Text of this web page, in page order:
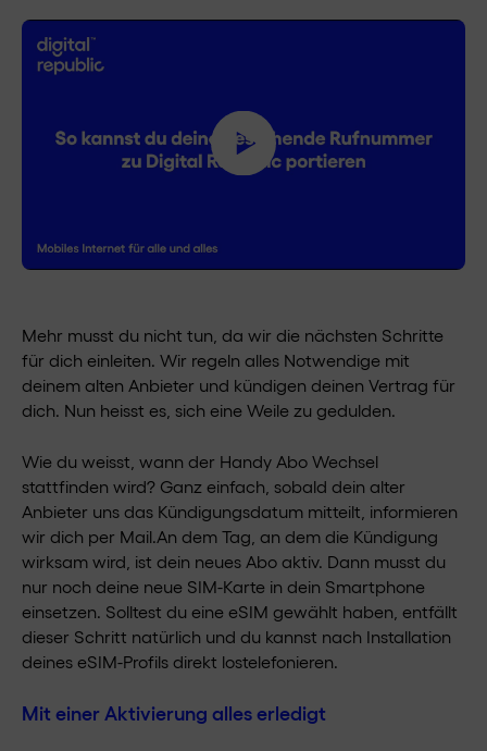
Mehr musst du nicht tun, da wir die nächsten Schritte
für dich einleiten. Wir regeln alles Notwendige mit
deinem alten Anbieter und kündigen deinen Vertrag für
dich. Nun heisst es, sich eine Weile zu gedulden.
Wie du weisst, wann der Handy Abo Wechsel
stattfinden wird? Ganz einfach, sobald dein alter
Anbieter uns das Kündigungsdatum mitteilt, informieren
wir dich per Mail.An dem Tag, an dem die Kündigung
wirksam wird, ist dein neues Abo aktiv. Dann musst du
nur noch deine neue SIM-Karte in dein Smartphone
einsetzen. Solltest du eine eSIM gewählt haben, entfällt
dieser Schritt natürlich und du kannst nach Installation
deines eSIM-Profils direkt lostelefonieren.
Mit einer Aktivierung alles erledigt